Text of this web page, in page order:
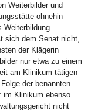
Weiterbilder und
ohnehin
Weiterbildung
sich dem Senat nicht,
der Klägerin
nur etwa zu einem
am Klinikum tätigen
der benannten
im Klinikum ebenso
nicht